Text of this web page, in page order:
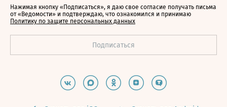
Нажимая кнопку «Подписаться», я даю свое согласие получать письма
от «Ведомости» и подтверждаю, что ознакомился и принимаю
Политику по защите персональных данных